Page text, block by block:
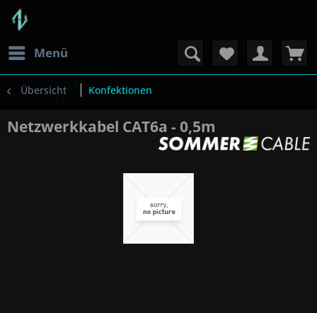
Menü
Übersicht Konfektionen
Netzwerkkabel CAT6a - 0,5m